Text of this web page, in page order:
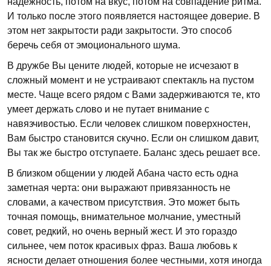
И только после этого появляется настоящее доверие. В
этом нет закрытости ради закрытости. Это способ
беречь себя от эмоционального шума.
В дружбе Вы цените людей, которые не исчезают в
сложный момент и не устраивают спектакль на пустом
месте. Чаще всего рядом с Вами задерживаются те, кто
умеет держать слово и не путает внимание с
навязчивостью. Если человек слишком поверхностен,
Вам быстро становится скучно. Если он слишком давит,
Вы так же быстро отступаете. Баланс здесь решает все.
В близком общении у людей Абана часто есть одна
заметная черта: они выражают привязанность не
словами, а качеством присутствия. Это может быть
точная помощь, внимательное молчание, уместный
совет, редкий, но очень верный жест. И это гораздо
сильнее, чем поток красивых фраз. Ваша любовь к
ясности делает отношения более честными, хотя иногда